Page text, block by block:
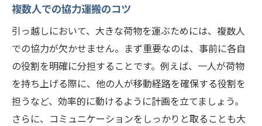
複数人での協力運搬のコツ
引っ越しにおいて、大きな荷物を運ぶためには、複数人
での協力が欠かせません。まず重要なのは、事前に各自
の役割を明確に分担することです。例えば、一人が荷物
を持ち上げる際に、他の人が移動経路を確保する役割を
担うなど、効率的に動けるように計画を立てましょう。
さらに、コミュニケーションをしっかりと取ることも大